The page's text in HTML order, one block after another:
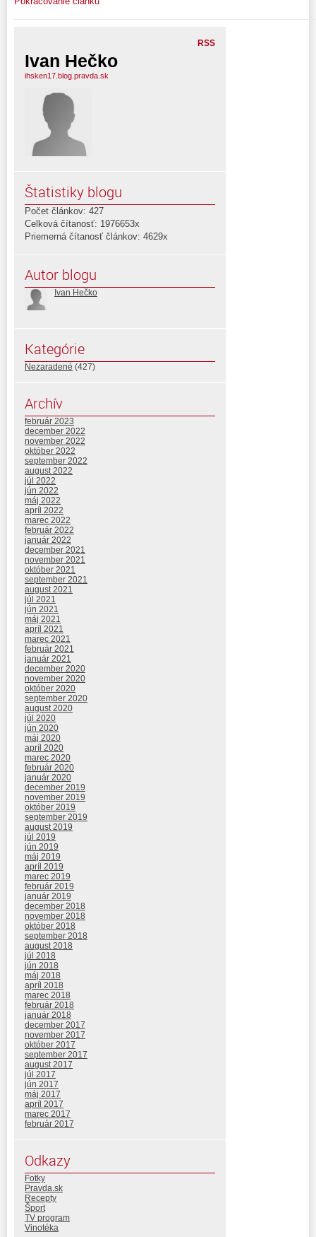
RSS
Ivan Hečko
ihsken17.blog.pravda.sk
Štatistiky blogu
Počet článkov: 427
Celková čítanosť: 1976653x
Priemerná čítanosť článkov: 4629x
Autor blogu
Ivan Hečko
Kategórie
Nezaradené (427)
Archív
február 2023
december 2022
november 2022
október 2022
september 2022
august 2022
júl 2022
jún 2022
máj 2022
apríl 2022
marec 2022
február 2022
január 2022
december 2021
november 2021
október 2021
september 2021
august 2021
júl 2021
jún 2021
máj 2021
apríl 2021
marec 2021
február 2021
január 2021
december 2020
november 2020
október 2020
september 2020
august 2020
júl 2020
jún 2020
máj 2020
apríl 2020
marec 2020
február 2020
január 2020
december 2019
november 2019
október 2019
september 2019
august 2019
júl 2019
jún 2019
máj 2019
apríl 2019
marec 2019
február 2019
január 2019
december 2018
november 2018
október 2018
september 2018
august 2018
júl 2018
jún 2018
máj 2018
apríl 2018
marec 2018
február 2018
január 2018
december 2017
november 2017
október 2017
september 2017
august 2017
júl 2017
jún 2017
máj 2017
apríl 2017
marec 2017
február 2017
Odkazy
Fotky
Pravda.sk
Recepty
Šport
TV program
Vinotéka